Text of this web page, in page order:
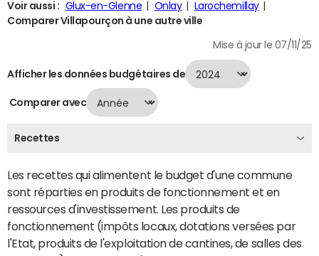
Voir aussi : Glux-en-Glenne Onlay
Larochemillay
Comparer Villapourçon à une autre ville
Mise à jour le 07/11/25
Afficher les données budgétaires de
Comparer avec
Recettes
Les recettes qui alimentent le budget d'une commune
sont réparties en produits de fonctionnement et en
ressources d'investissement. Les produits de
fonctionnement (impôts locaux, dotations versées par
l'Etat, produits de l'exploitation de cantines, de salles des